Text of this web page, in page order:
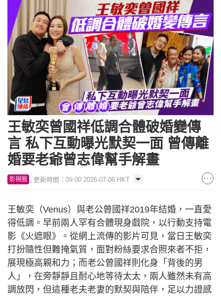
王敏奕曾國祥低調合體破婚變傳
言 私下互動曝光默契一面 曾傳離
婚要老爺曾志偉幫手解畫
影視圈 更新時間：09:00 2026-07-06 HKT
王敏奕（Venus）與老公曾國祥2019年結婚，一直愛
得低調。早前兩人罕有合體現身戲院，以行動支持電
影《火遮眼》。從網上流傳的影片可見，當日王敏奕
打扮隨性但難掩氣質，面對粉絲要求合照來者不拒，
展現極高親和力；而老公曾國祥則化身「背後的男
人」，在旁靜靜且耐心地等待太太，兩人雖然未有高
調放閃，但這種老夫老妻的默契與陪伴，足以力證感